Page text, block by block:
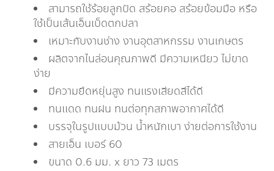
สามารถใช้ร้อยลูกปัด สร้อยคอ สร้อยข้อมมือ หรือ
ใช้เป็นเส้นเอ็นเบ็ดตกปลา
เหมาะกับงานช่าง งานอุตสาหกรรม งานเกษตร
ผลิตจากไนล่อนคุณภาพดี มีความเหนียว ไม่ขาด
ง่าย
มีความยืดหยุ่นสูง ทนแรงเสียดสีได้ดี
ทนแดด ทนฝน ทนต่อทุกสภาพอากาศได้ดี
บรรจุในรูปแบบม้วน น้ำหนักเบา ง่ายต่อการใช้งาน
สายเอ็น เบอร์ 60
ขนาด 0.6 มม. x ยาว 73 เมตร